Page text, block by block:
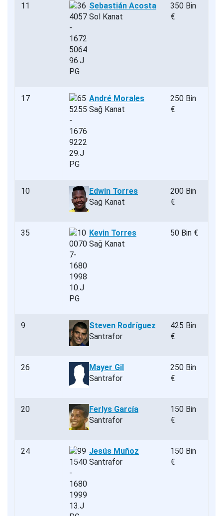
11
Sebastián Acosta
Sol Kanat
350 Bin
€
17
André Morales
Sağ Kanat
250 Bin
€
10
Edwin Torres
Sağ Kanat
200 Bin
€
35
Kevin Torres
Sağ Kanat
50 Bin €
9
Steven Rodríguez
Santrafor
425 Bin
€
26
Mayer Gil
Santrafor
250 Bin
€
20
Ferlys García
Santrafor
150 Bin
€
24
Jesús Muñoz
Santrafor
150 Bin
€